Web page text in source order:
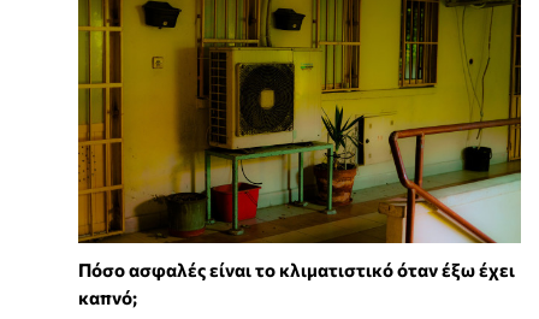
Πόσο ασφαλές είναι το κλιματιστικό όταν έξω έχει
καπνό;